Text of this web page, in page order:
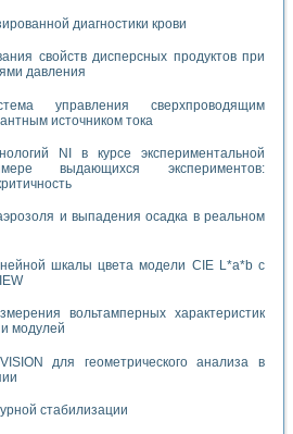
диагностики крови
свойств дисперсных продуктов при
давления
управления сверхпроводящим
источником тока
NI в курсе экспериментальной
выдающихся экспериментов:
и выпадения осадка в реальном
шкалы цвета модели CIE L*a*b с
вольтамперных характеристик
модулей
для геометрического анализа в
стабилизации